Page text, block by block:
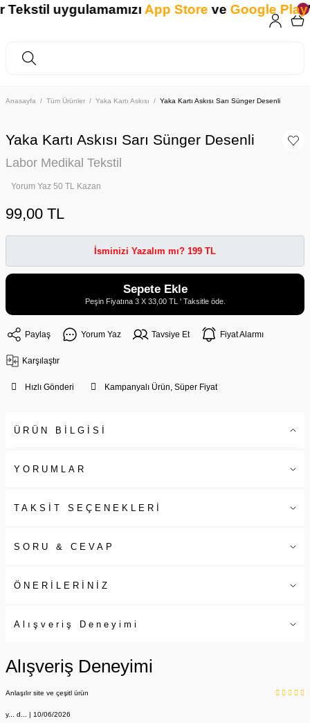
Anasayfa Tüm Ürünler Yaka Kartı Askısı Yaka Kartı Askısı Sarı Sünger Desenli
Yaka Kartı Askısı Sarı Sünger Desenli
Labor Medikal Tekstil
Yorum Yaz 50 TL Kazan
99,00 TL
İsminizi Yazalım mı? 199 TL
Sepete Ekle
Peşin Fiyatına 3 X 33,00 TL ' Taksitle öde.
Paylaş Yorum Yaz Tavsiye Et Fiyat Alarmı
Karşılaştır
Hızlı Gönderi Kampanyalı Ürün, Süper Fiyat
ÜRÜN BİLGİSİ
YORUMLAR
TAKSİT SEÇENEKLERİ
SORU & CEVAP
ÖNERİLERİNİZ
Alışveriş Deneyimi
Alışveriş Deneyimi
Anlaşılır site ve çeşitl ürün
y... d... | 10/06/2026
uygulamamızıApp StoreveGoogle Play